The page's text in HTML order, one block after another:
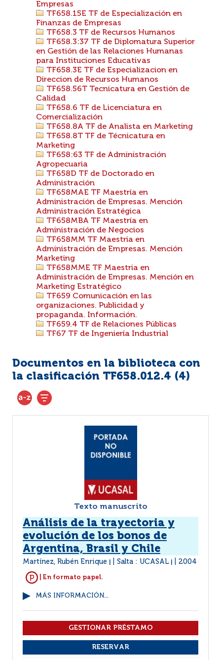
Empresas
TF658.15E TF de Especialización en
Finanzas de Empresas
TF658.3 TF de Recursos Humanos
TF658.3:37 TF de Diplomatura Superior
en Gestión de las Relaciones Humanas
para Instituciones Educativas
TF658.3E TF de Especializacion en
Direccion de Recursos Humanos
TF658.56T Tecnicatura en Gestión de
Calidad
TF658.6 TF de Licenciatura en
Comercialización
TF658.8A TF de Analista en Marketing
TF658.8T TF de Técnicatura en
Marketing
TF658:63 TF de Administración
Agropecuaria
TF658D TF de Doctorado en
Administración
TF658MAE TF Maestría en
Administración de Empresas. Mención
Administración Estratégica
TF658MBA TF Maestría en
Administración de Negocios
TF658MM TF Maestria en
Administración de Empresas. Mención
Marketing
TF658MME TF Maestria en
Administración de Empresas. Mención en
Marketing Estratégico
TF659 Comunicación en las
organizaciones. Publicidad y
propaganda. Información.
TF659.4 TF de Relaciones Públicas
TF67 TF de Ingeniería Industrial
Documentos en la biblioteca con
la clasificación TF658.012.4 (4)
Texto manuscrito
Análisis de la trayectoria y
evolución de los bonos de
Argentina, Brasil y Chile
Martínez, Rubén Enrique Salta : UCASAL 2004
| En formato papel.
MÁS INFORMACIÓN...